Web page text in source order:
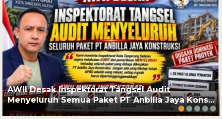
AWII Desak Inspektorat Tangsel Audit
Menyeluruh Semua Paket PT Anbilla Jaya Kons…